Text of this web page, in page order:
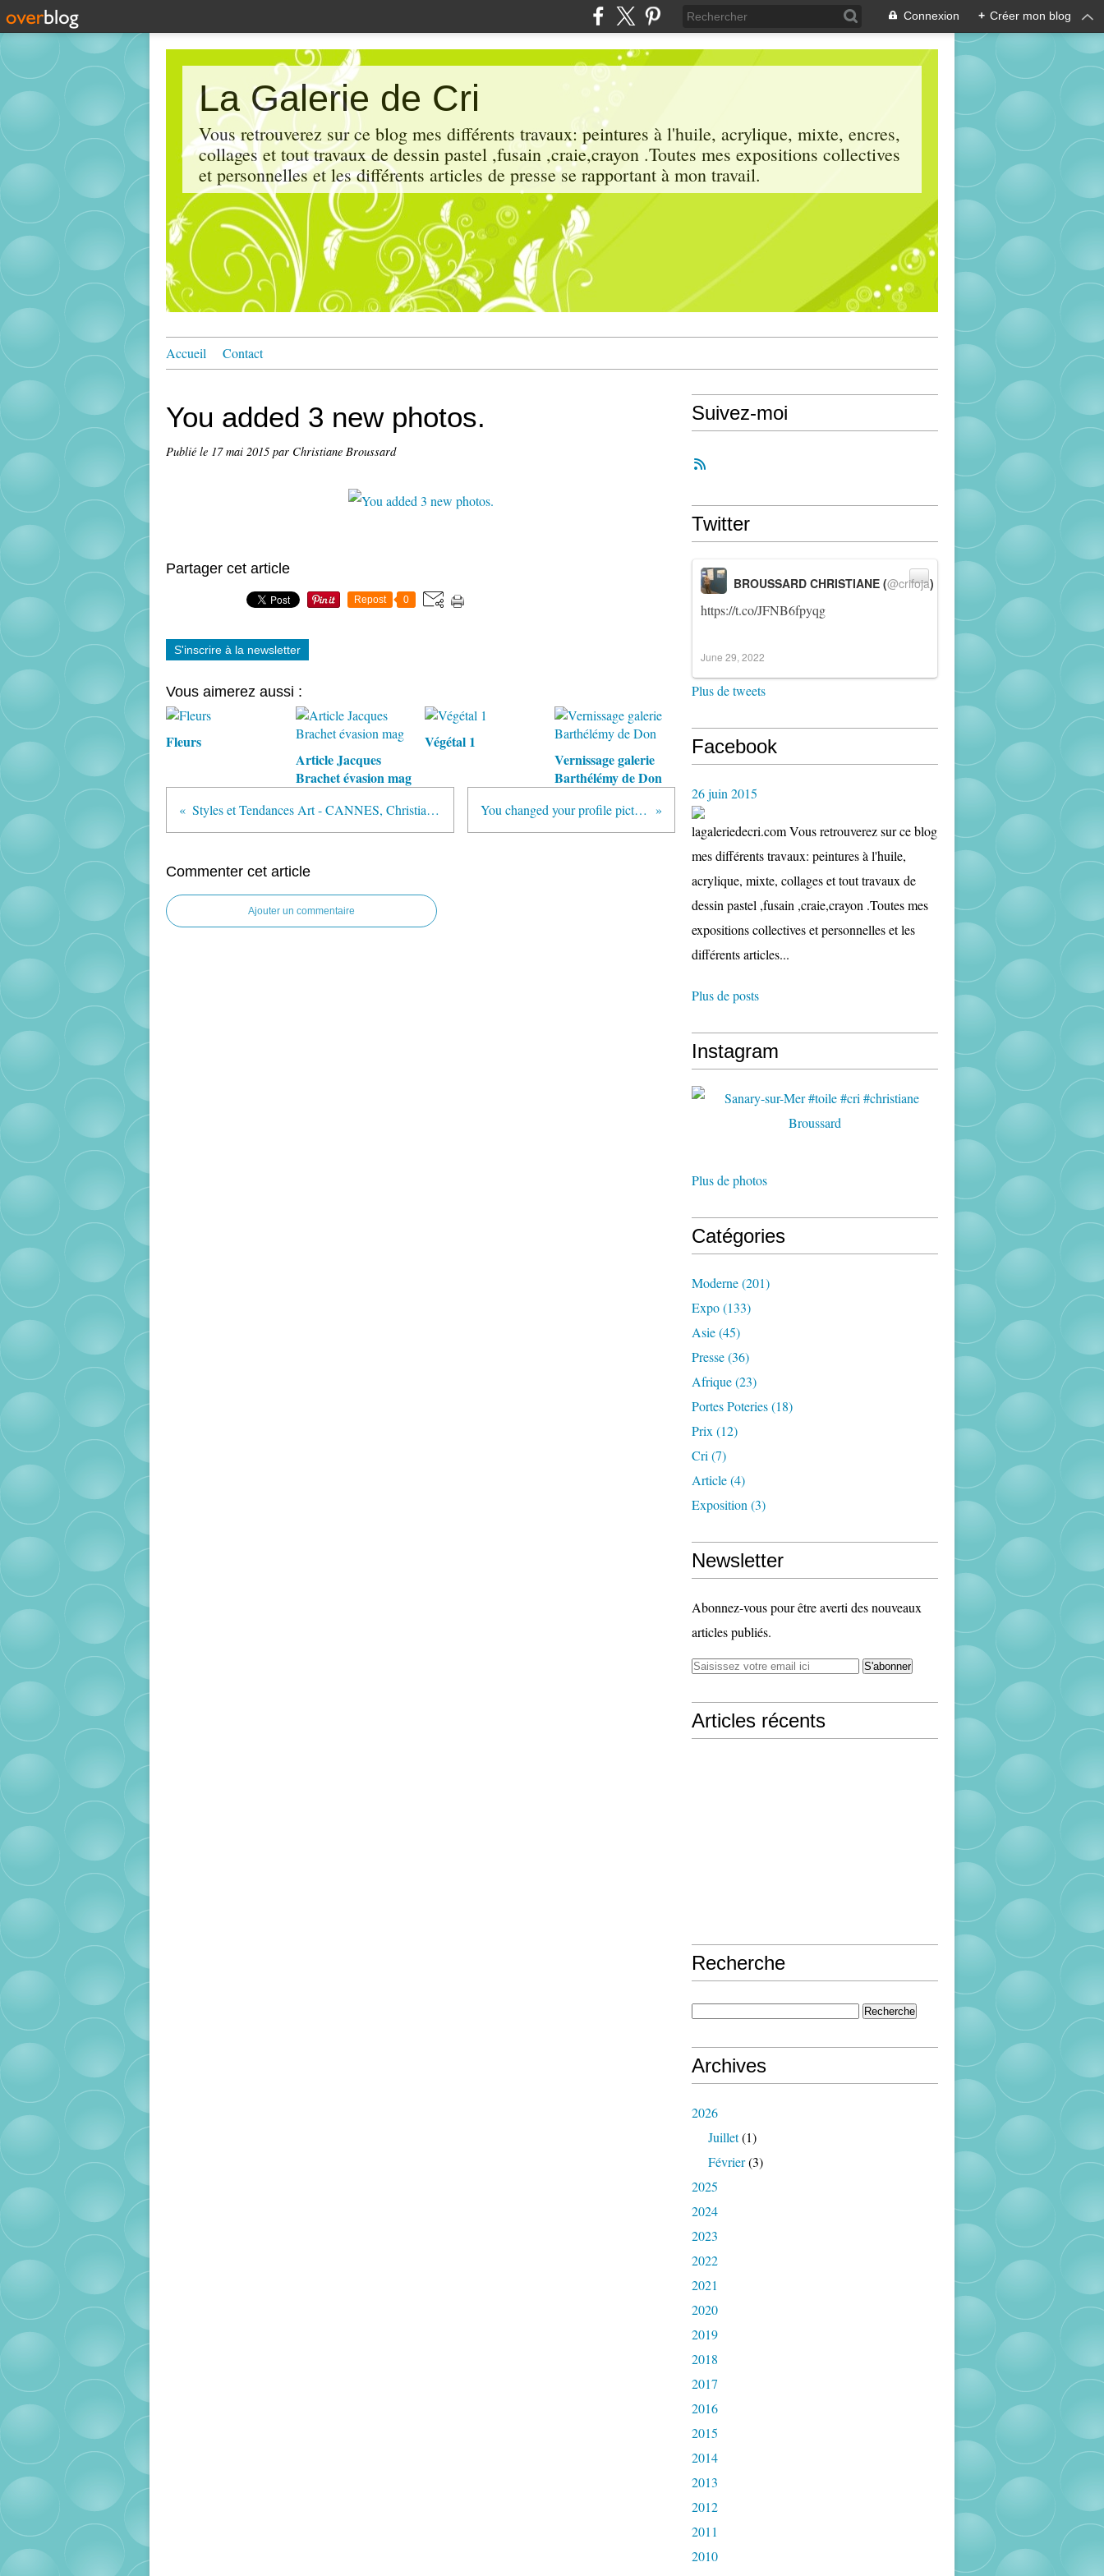
Connexion + Créer mon blog
La Galerie de Cri
Vous retrouverez sur ce blog mes différents travaux: peintures à l'huile, acrylique, mixte, encres,
collages et tout travaux de dessin pastel ,fusain ,craie,crayon .Toutes mes expositions collectives
et personnelles et les différents articles de presse se rapportant à mon travail.
Accueil Contact
You added 3 new photos.
Publié le 17 mai 2015 par Christiane Broussard
Partager cet article
Repost 0
S'inscrire à la newsletter
Vous aimerez aussi :
Fleurs
Article Jacques
Brachet évasion mag
Végétal 1
Vernissage galerie
Barthélémy de Don
Styles et Tendances Art - CANNES, Christiane... You changed your profile picture.
Commenter cet article
Ajouter un commentaire
Suivez-moi
Twitter
https://t.co/JFNB6fpyqg
BROUSSARD CHRISTIANE (@crifoja)
June 29, 2022
Plus de tweets
Facebook
26 juin 2015
lagaleriedecri.com Vous retrouverez sur ce blog
mes différents travaux: peintures à l'huile,
acrylique, mixte, collages et tout travaux de
dessin pastel ,fusain ,craie,crayon .Toutes mes
expositions collectives et personnelles et les
différents articles...
Plus de posts
Instagram
Plus de photos
Catégories
Moderne(201)
Expo(133)
Asie(45)
Presse(36)
Afrique(23)
Portes Poteries(18)
Prix (12)
Cri (7)
Article(4)
Exposition (3)
Newsletter
Abonnez-vous pour être averti des nouveaux
articles publiés.
Articles récents
Recherche
Archives
2026
Juillet(1)
Février(3)
2025
2024
2023
2022
2021
2020
2019
2018
2017
2016
2015
2014
2013
2012
2011
2010